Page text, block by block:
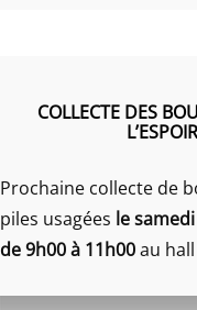
COLLECTE DES
L’ESPOIR
Prochaine collecte de
piles usagées le
de 9h00 à 11h00au